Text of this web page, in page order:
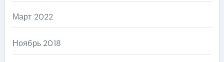
Март 2022
Ноябрь 2018